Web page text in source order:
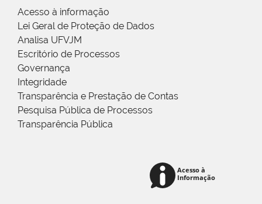
Acesso à informação
Lei Geral de Proteção de Dados
Analisa UFVJM
Escritório de Processos
Governança
Integridade
Transparência e Prestação de Contas
Pesquisa Pública de Processos
Transparência Pública